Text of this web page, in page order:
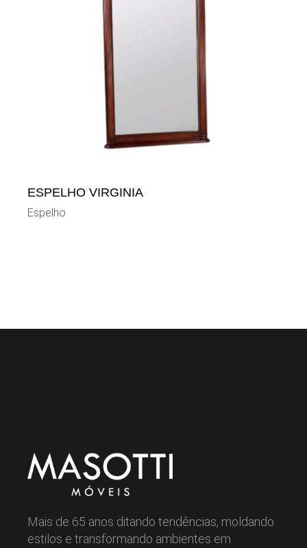
ESPELHO VIRGINIA
Espelho
Mais de 65 anos ditando tendências, moldando
estilos e transformando ambientes em